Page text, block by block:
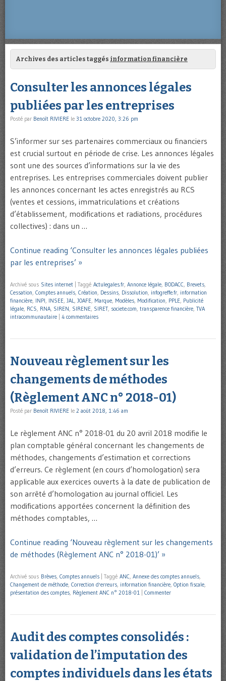
Archives des articles taggés information financière
Consulter les annonces légales
publiées par les entreprises
Posté par Benoît RIVIERE le 31 octobre 2020, 3:26 pm
S’informer sur ses partenaires commerciaux ou financiers
est crucial surtout en période de crise. Les annonces légales
sont une des sources d’informations sur la vie des
entreprises. Les entreprises commerciales doivent publier
les annonces concernant les actes enregistrés au RCS
(ventes et cessions, immatriculations et créations
d’établissement, modifications et radiations, procédures
collectives) : dans un …
Continue reading ‘Consulter les annonces légales publiées
par les entreprises’ »
Archivé sous Sites internet Taggé Actulegales.fr, Annonce légale, BODACC, Brevets,
Cessation, Comptes annuels, Création, Dessins, Dissolution, infogreffe.fr, information
financière, INPI, INSEE, JAL, JOAFE, Marque, Modèles, Modification, PPLE, Publicité
légale, RCS, RNA, SIREN, SIRENE, SIRET, societe.com, transparence financière, TVA
intracommunautaire
4 commentaires
Nouveau règlement sur les
changements de méthodes
(Règlement ANC n° 2018-01)
Posté par Benoît RIVIERE le 2 août 2018, 1:46 am
Le règlement ANC n° 2018-01 du 20 avril 2018 modifie le
plan comptable général concernant les changements de
méthodes, changements d’estimation et corrections
d’erreurs. Ce règlement (en cours d’homologation) sera
applicable aux exercices ouverts à la date de publication de
son arrêté d’homologation au journal officiel. Les
modifications apportées concernent la définition des
méthodes comptables, …
Continue reading ‘Nouveau règlement sur les changements
de méthodes (Règlement ANC n° 2018-01)’ »
Archivé sous Brèves, Comptes annuels Taggé ANC, Annexe des comptes annuels,
Changement de méthode, Correction d'erreurs, information financière, Option fiscale,
présentation des comptes, Règlement ANC n° 2018-01 Commenter
Audit des comptes consolidés :
validation de l’imputation des
comptes individuels dans les états